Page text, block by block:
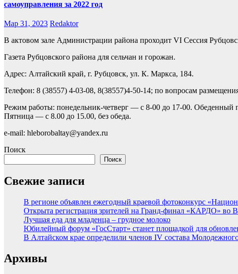
самоуправления за 2022 год
Мар 31, 2023 Redaktor
В актовом зале Администрации района проходит VI Сессия
Газета Рубцовского района для сельчан и горожан.
Адрес: Алтайский край, г. Рубцовск, ул. К. Маркса, 184.
Телефон: 8 (38557) 4-03-08, 8(38557)4-50-14; по вопросам
Режим работы: понедельник-четверг — с 8-00 до 17-00. Обеденный
Пятница — с 8.00 до 15.00, без обеда.
e-mail: hleborobaltay@yandex.ru
Поиск
Поиск
Свежие записи
В регионе объявлен ежегодный краевой фотоконкурс
Открыта регистрация зрителей на Гранд-финал «КАРДО» во
Лучшая еда для младенца – грудное молоко
Юбилейный форум «ГосСтарт» станет площадкой для
В Алтайском крае определили членов IV состава
Архивы